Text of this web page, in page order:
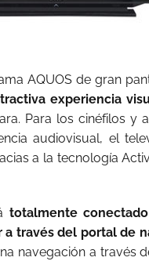
AQUOS de gran
experiencia
Para los cinéfilos y
audiovisual, el
a la tecnología
totalmente
través del portal de
navegación a través